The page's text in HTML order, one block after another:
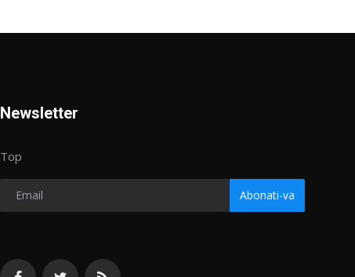
Newsletter
Top
Abonati-va